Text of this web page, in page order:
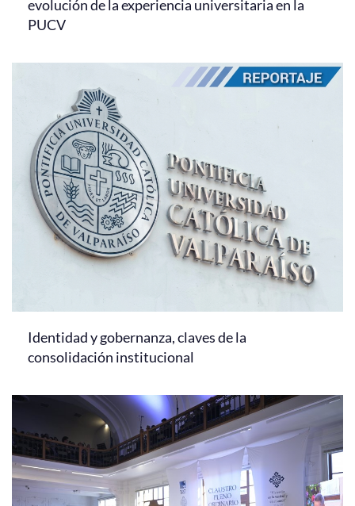
evolución de la experiencia universitaria en la
PUCV
Identidad y gobernanza, claves de la
consolidación institucional